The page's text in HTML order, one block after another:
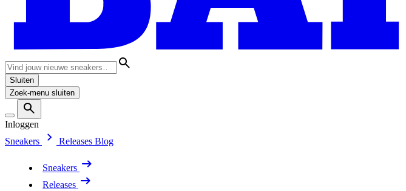
Sluiten
Zoek-menu sluiten
Inloggen
Sneakers
Releases Blog
Sneakers
Releases